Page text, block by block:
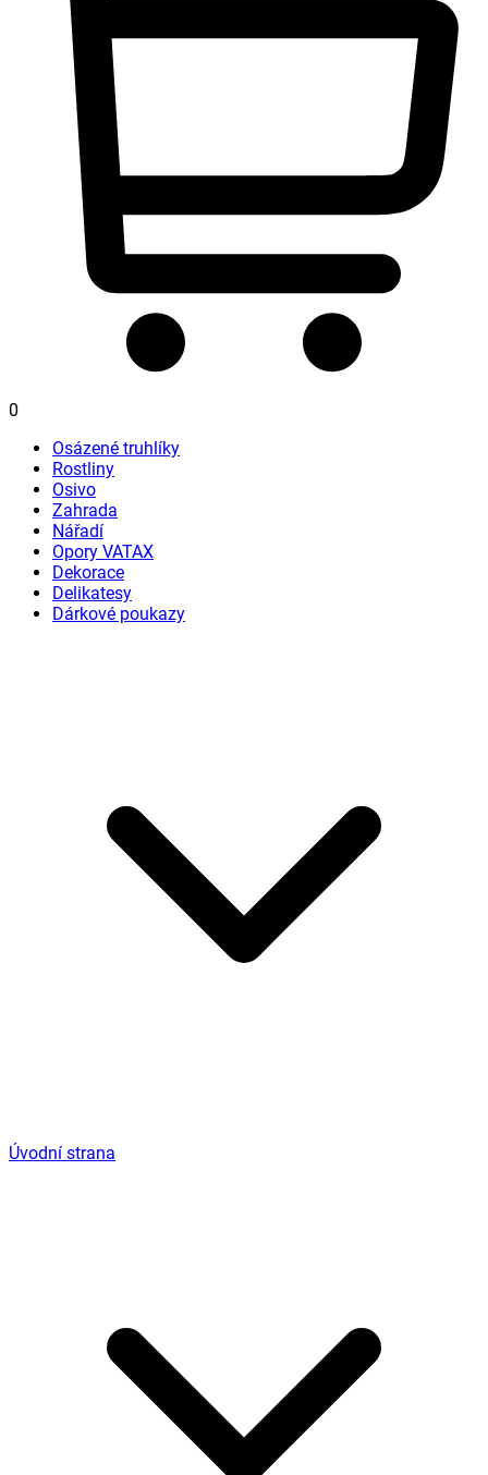
0
Osázené truhlíky
Rostliny
Osivo
Zahrada
Nářadí
Opory VATAX
Dekorace
Delikatesy
Dárkové poukazy
Úvodní strana